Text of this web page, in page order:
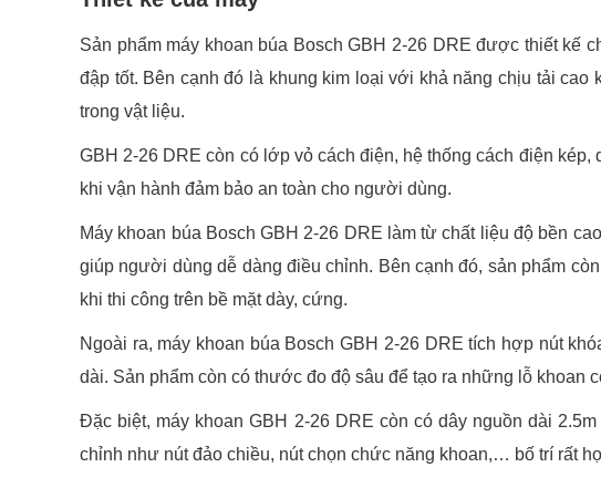
Sản phẩm máy khoan búa Bosch GBH 2-26 DRE được thiết kế
đập tốt. Bên cạnh đó là khung kim loại với khả năng chịu tải
trong vật liệu.
GBH 2-26 DRE còn có lớp vỏ cách điện, hệ thống cách điện
khi vận hành đảm bảo an toàn cho người dùng.
Máy khoan búa Bosch GBH 2-26 DRE làm từ chất liệu độ bền
giúp người dùng dễ dàng điều chỉnh. Bên cạnh đó, sản phẩm
khi thi công trên bề mặt dày, cứng.
Ngoài ra, máy khoan búa Bosch GBH 2-26 DRE tích hợp nút
dài. Sản phẩm còn có thước đo độ sâu để tạo ra những lỗ khoan
Đặc biệt, máy khoan GBH 2-26 DRE còn có dây nguồn dài
chỉnh như nút đảo chiều, nút chọn chức năng khoan,… bố trí rất